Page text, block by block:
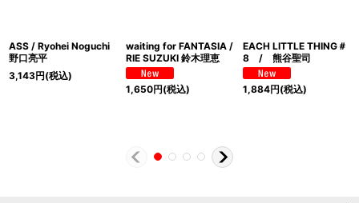
ASS / Ryohei Noguchi
野口亮平
3,143円(税込)
waiting for FANTASIA /
RIE SUZUKI 鈴木理恵
1,650円(税込)
EACH LITTLE THING＃
8 / 熊谷聖司
1,884円(税込)